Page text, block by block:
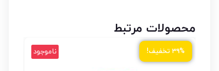
محصولات مرتبط
۳۹% تخفیف! ناموجود